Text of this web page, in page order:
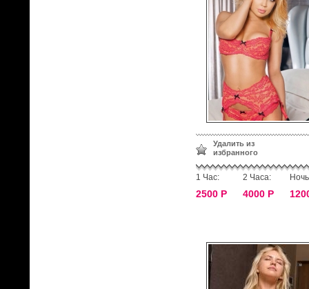
Удалить из
избранного
1 Час:
2500 Р
2 Часа:
4000 Р